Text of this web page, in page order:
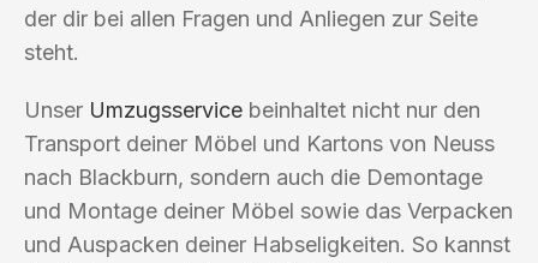
der dir bei allen Fragen und Anliegen zur Seite
steht.
Unser Umzugsservice beinhaltet nicht nur den
Transport deiner Möbel und Kartons von Neuss
nach Blackburn, sondern auch die Demontage
und Montage deiner Möbel sowie das Verpacken
und Auspacken deiner Habseligkeiten. So kannst